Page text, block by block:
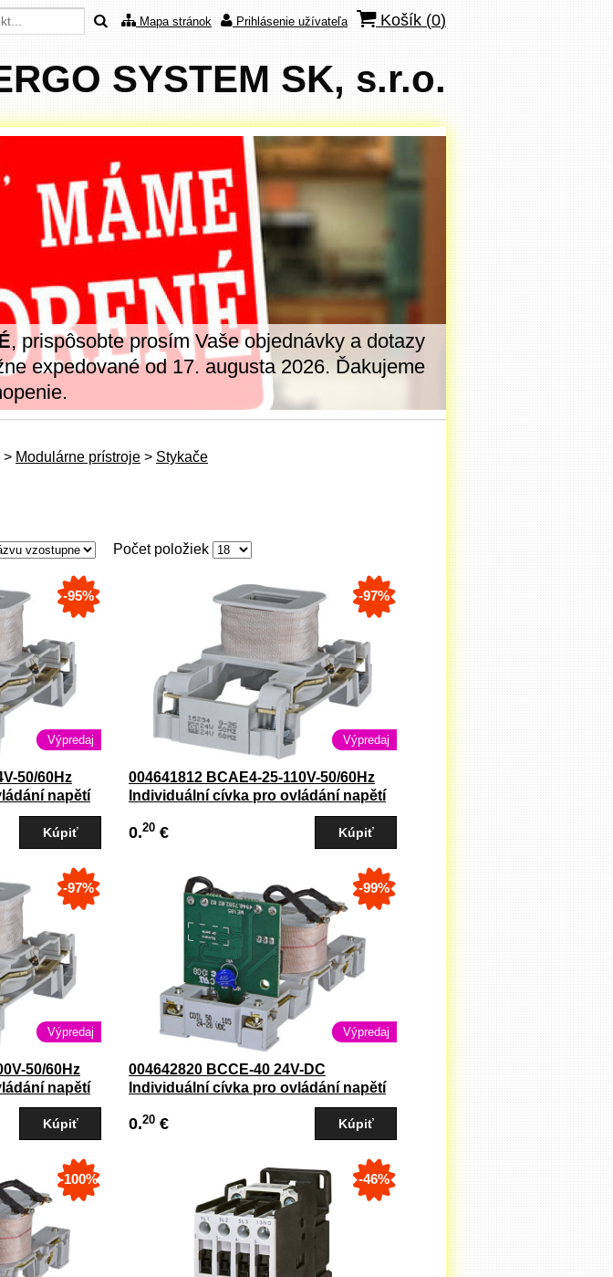
Mapa stránok Prihlásenie užívateľa Košík (0)
SYSTEM SK, s.r.o.
, prispôsobte prosím Vaše objednávky a dotazy
expedované od 17. augusta 2026. Ďakujeme
V dňoch7. -
tomuto
> Modulárne prístroje > Stykače
Počet položiek
Výpredaj
50/60Hz
napětí
-95%
Výpredaj
004641812 BCAE4-25-110V-50/60Hz
Individuální cívka pro ovládání napětí
0.20 €
-97%
Výpredaj
50/60Hz
napětí
-97%
Výpredaj
004642820 BCCE-40 24V-DC
Individuální cívka pro ovládání napětí
stykače ; pre stykač CEM32-CEM40
0.20 €
-99%
-100% -46%